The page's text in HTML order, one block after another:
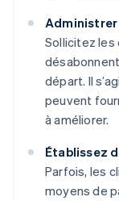
Administrer
Sollicitez les
départ. Il
peuvent
à améliorer.
Établissez
Parfois, les
moyens de